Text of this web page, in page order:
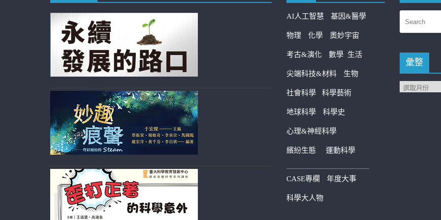
AI人工智慧 基因&醫學
物理 化學 奧妙宇宙
考古&演化 數學 生活
尖端科技&材料 生物
社會科學 科學藝術
地球科學 科學史
心理&神經科學
繽紛生態 運動科學
————————————
CASE專欄 年度大事
科學大人物
彙整